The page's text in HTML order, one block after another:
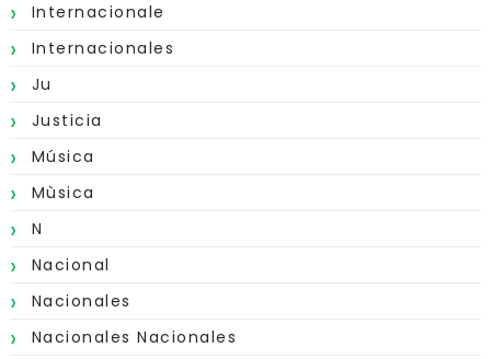
Internacionale
Internacionales
Ju
Justicia
Música
Mùsica
N
Nacional
Nacionales
Nacionales Nacionales